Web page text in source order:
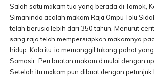
Salah satu makam tua yang berada di Tomok,
Simanindo adalah makam Raja Ompu Tolu
telah berusia lebih dari 350 tahun. Menurut
sang raja telah mempersiapkan makamnya
hidup. Kala itu, ia memanggil tukang pahat
Samosir. Pembuatan makam dimulai dengan
Setelah itu makam pun dibuat dengan petunjuk